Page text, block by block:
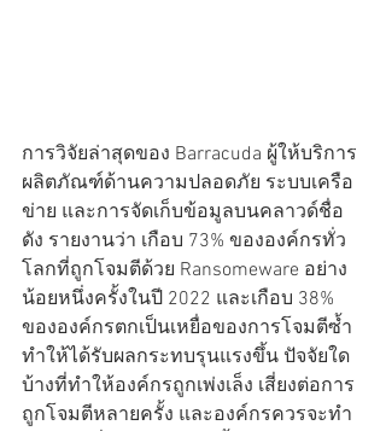
การวิจัยล่าสุดของ Barracuda ผู้ให้บริการ
ผลิตภัณฑ์ด้านความปลอดภัย ระบบเครือ
ข่าย และการจัดเก็บข้อมูลบนคลาวด์ชื่อ
ดัง รายงานว่า เกือบ 73% ขององค์กรทั่ว
โลกที่ถูกโจมตีด้วย Ransomeware อย่าง
น้อยหนึ่งครั้งในปี 2022 และเกือบ 38%
ขององค์กรตกเป็นเหยื่อของการโจมตีซ้ำ
ทำให้ได้รับผลกระทบรุนแรงขึ้น ปัจจัยใด
บ้างที่ทำให้องค์กรถูกเพ่งเล็ง เสี่ยงต่อการ
ถูกโจมตีหลายครั้ง และองค์กรควรจะทำ